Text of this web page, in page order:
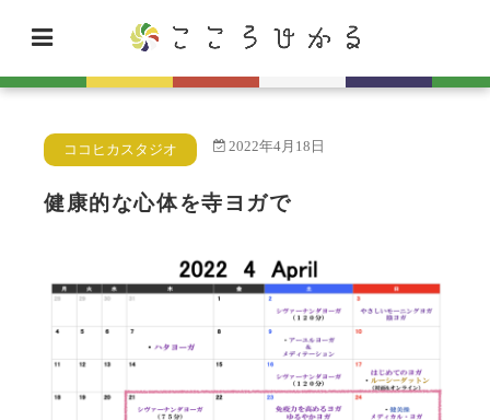
ココヒカスタジオ 2022年4月18日
健康的な心体を寺ヨガで